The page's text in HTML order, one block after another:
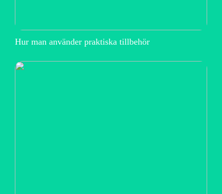
Hur man använder praktiska tillbehör